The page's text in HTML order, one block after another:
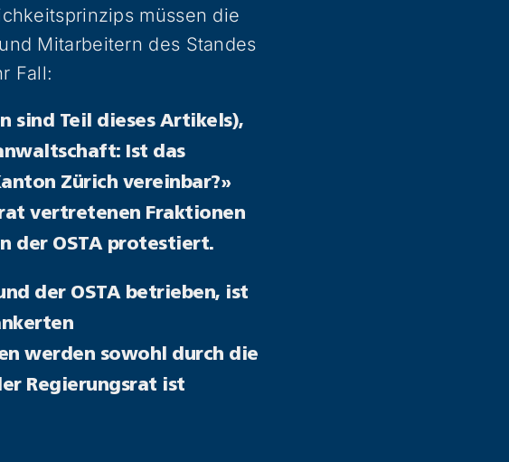
müssen die
Mitarbeitern des Standes
Fall:
sind Teil dieses Artikels),
Ist das
Zürich vereinbar?»
vertretenen Fraktionen
der OSTA protestiert.
der OSTA betrieben, ist
werden sowohl durch die
Regierungsrat ist